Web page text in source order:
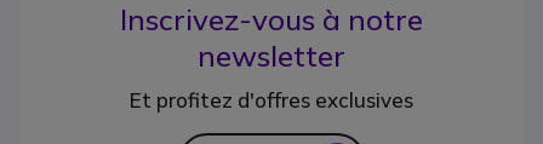
Inscrivez-vous à notre
newsletter
Et profitez d'offres exclusives